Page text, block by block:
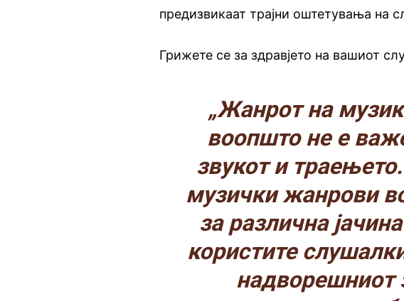
предизвикаат трајни оштетувања на
Грижете се за здравјето на вашиот
„Жанрот на
воопшто не е
звукот и
музички жанрови
за различна
користите
надворешниот